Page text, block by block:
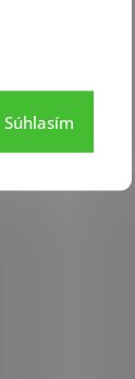
Súhlasím